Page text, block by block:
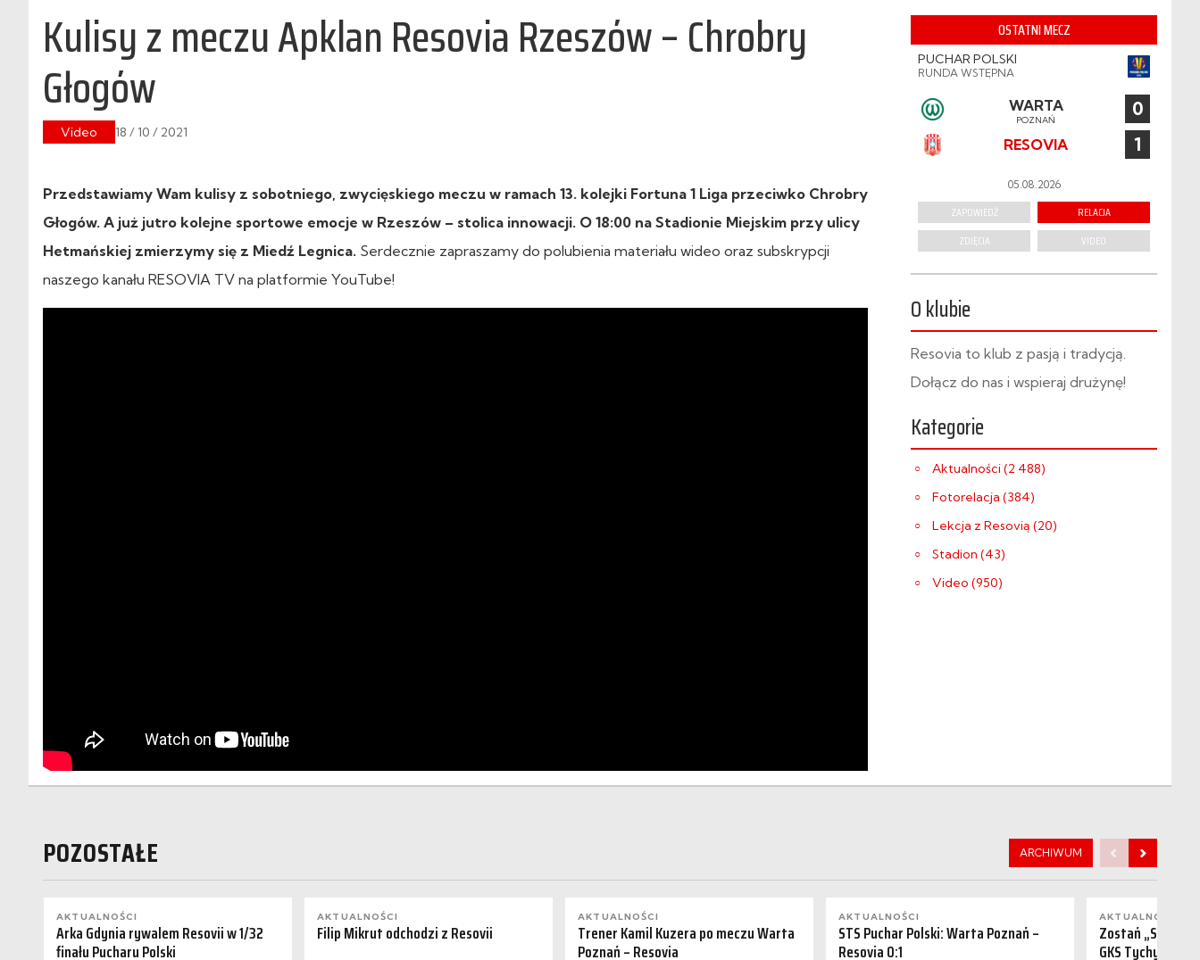
Kulisy z meczu Apklan Resovia Rzeszów – Chrobry
Głogów
Video 18 / 10 / 2021
Przedstawiamy Wam kulisy z sobotniego, zwycięskiego meczu w ramach 13. kolejki Fortuna 1 Liga przeciwko Chrobry
Głogów. A już jutro kolejne sportowe emocje w Rzeszów – stolica innowacji. O 18:00 na Stadionie Miejskim przy ulicy
Hetmańskiej zmierzymy się z Miedź Legnica. Serdecznie zapraszamy do polubienia materiału wideo oraz subskrypcji
naszego kanału RESOVIA TV na platformie YouTube!
OSTATNI MECZ
PUCHAR POLSKI
RUNDA WSTĘPNA
WARTA
POZNAŃ 0
RESOVIA 1
05.08.2026
ZAPOWIEDŹ
RELACJA
ZDJĘCIA
VIDEO
O klubie
Resovia to klub z pasją i tradycją.
Dołącz do nas i wspieraj drużynę!
Kategorie
Aktualności (2 488)
Fotorelacja (384)
Lekcja z Resovią (20)
Stadion (43)
Video (950)
POZOSTAŁE ARCHIWUM
AKTUALNOŚCI
Arka Gdynia rywalem Resovii w 1/32
finału Pucharu Polski
AKTUALNOŚCI
Filip Mikrut odchodzi z Resovii
AKTUALNOŚCI
Trener Kamil Kuzera po meczu Warta
Poznań – Resovia
AKTUALNOŚCI
STS Puchar Polski: Warta Poznań –
Resovia 0:1
AKTUALNOŚCI
Zostań
GKS Tychy